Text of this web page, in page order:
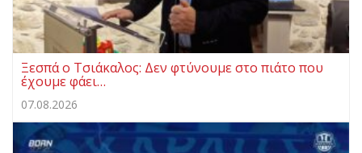
Ξεσπά ο Τσιάκαλος: Δεν φτύνουμε στο πιάτο που
έχουμε φάει…
07.08.2026